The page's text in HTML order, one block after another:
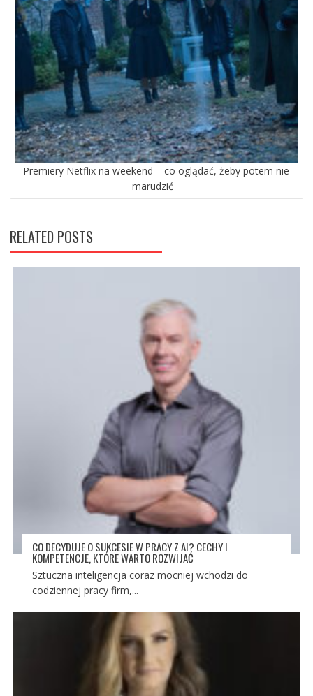
Premiery Netflix na weekend – co oglądać, żeby potem nie
marudzić
RELATED POSTS
CO DECYDUJE O SUKCESIE W PRACY Z AI? CECHY I
KOMPETENCJE, KTÓRE WARTO ROZWIJAĆ
Sztuczna inteligencja coraz mocniej wchodzi do
codziennej pracy firm,...